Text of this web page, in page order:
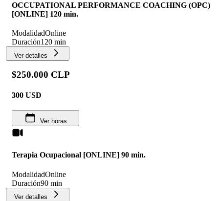
OCCUPATIONAL PERFORMANCE COACHING (OPC)
[ONLINE] 120 min.
ModalidadOnline
Duración120 min
Ver detalles
$250.000 CLP
300 USD
Ver horas
Terapia Ocupacional [ONLINE] 90 min.
ModalidadOnline
Duración90 min
Ver detalles